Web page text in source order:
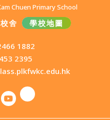
Chuen Primary School
舍 學校地圖
1882
2395